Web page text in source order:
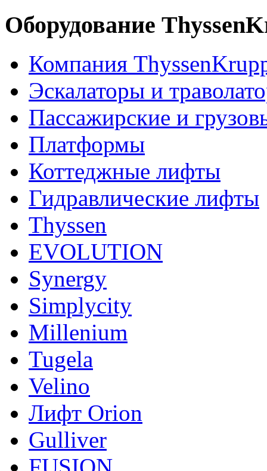
Оборудование
Компания
Эскалаторы и
Пассажирские и
Платформы
Коттеджные лифты
Гидравлические лифты
Thyssen
EVOLUTION
Synergy
Simplycity
Millenium
Tugela
Velino
Лифт Orion
Gulliver